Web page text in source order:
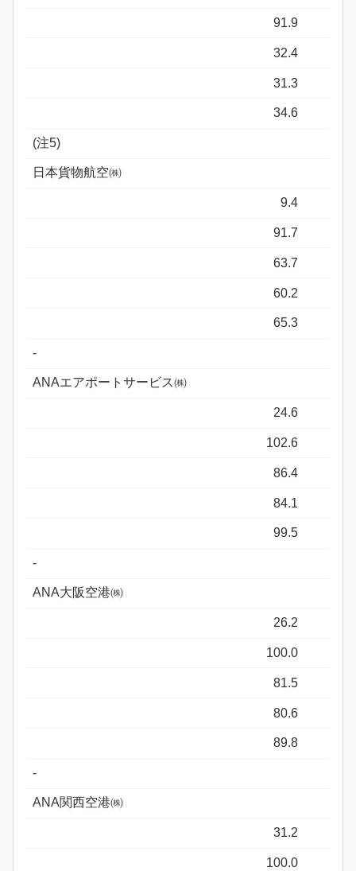
91.9
32.4
31.3
34.6
(注5)
日本貨物航空㈱
9.4
91.7
63.7
60.2
65.3
-
ANAエアポートサービス㈱
24.6
102.6
86.4
84.1
99.5
-
ANA大阪空港㈱
26.2
100.0
81.5
80.6
89.8
-
ANA関西空港㈱
31.2
100.0